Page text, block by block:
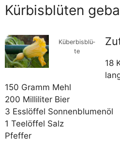
Kürbisblüten
Küber­bis­blü­
te
18
150 Gramm Mehl
200 Mil­li­li­ter Bier
3 Ess­löf­fel Sonnenblumenöl
1 Tee­löf­fel Salz
Pfeffer